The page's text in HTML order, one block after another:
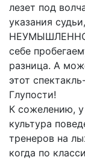
лезет под
указания
НЕУМЫШЛЕННО
себе
разница. А
этот
Глупости!
К сожелению, у
культура
тренеров на
когда по